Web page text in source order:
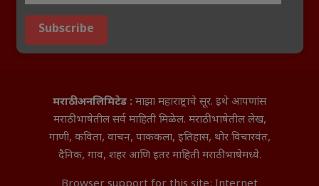
Subscribe
मराठी अनलिमिटेड : माझा महाराष्ट्राचे सूर. इथे आपणांस
मराठी भाषेतील सर्व माहिती मिळेल. मराठी भाषेतील लेख,
गाणी, कविता, वाचन, पाककला, इतिहास, थोर विचारवंत,
दैनिक, गाव, शहर आणि इतर माहिती मराठी भाषेमध्ये.